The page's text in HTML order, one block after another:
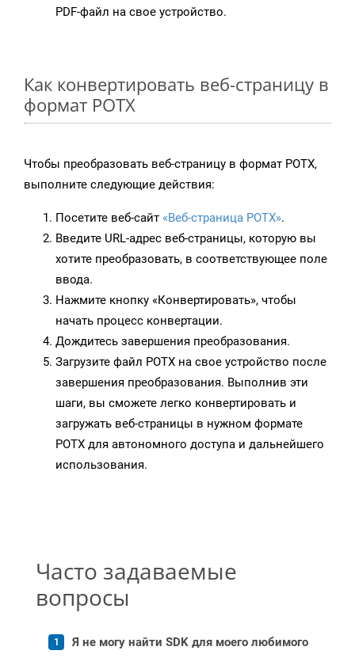
PDF-файл на свое устройство.
Как конвертировать веб-страницу в
формат POTX
Чтобы преобразовать веб-страницу в формат POTX,
выполните следующие действия:
Посетите веб-сайт «Веб-страница POTX».
Введите URL-адрес веб-страницы, которую вы
хотите преобразовать, в соответствующее поле
ввода.
Нажмите кнопку «Конвертировать», чтобы
начать процесс конвертации.
Дождитесь завершения преобразования.
Загрузите файл POTX на свое устройство после
завершения преобразования. Выполнив эти
шаги, вы сможете легко конвертировать и
загружать веб-страницы в нужном формате
POTX для автономного доступа и дальнейшего
использования.
Часто задаваемые
вопросы
Я не могу найти SDK для моего любимого